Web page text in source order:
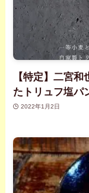
【特定】二宮
たトリュフ塩パ
2022年1月2日